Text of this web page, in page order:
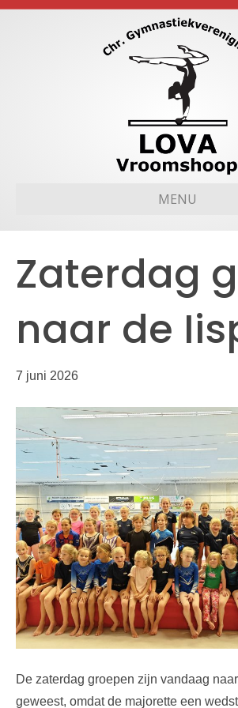
MENU
Zaterdag
naar de
7 juni 2026
De zaterdag groepen zijn vandaag
geweest, omdat de majorette een